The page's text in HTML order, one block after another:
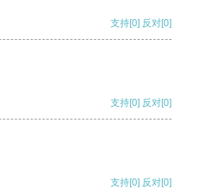
支持[0] 反对[0]
支持[0] 反对[0]
支持[0] 反对[0]